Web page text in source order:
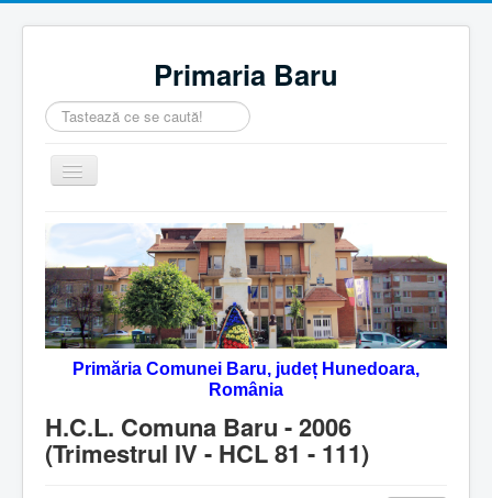
Primaria Baru
Căutare
...
Comută
navigarea
Home
Despre noi
Noutăţi
Contact
Servicii Online
Primăria Comunei Baru, județ Hunedoara,
România
H.C.L. Comuna Baru - 2006
(Trimestrul IV - HCL 81 - 111)